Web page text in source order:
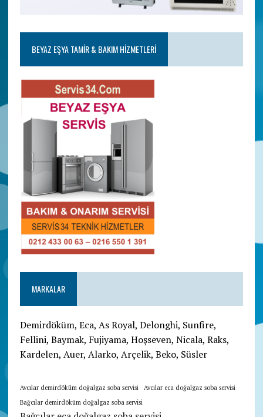
BEYAZ EŞYA TAMIR & BAKIM HIZMETLERI
MARKALAR
Demirdöküm, Eca, As Royal, Delonghi, Sunfire,
Fellini, Baymak, Fujiyama, Hoşseven, Nicala, Raks,
Kardelen, Auer, Alarko, Arçelik, Beko, Süsler
Avcılar demirdöküm doğalgaz soba servisi
Avcılar eca doğalgaz soba servisi
Bağcılar demirdöküm doğalgaz soba servisi